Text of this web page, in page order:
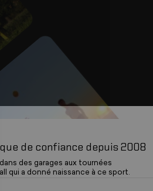
de confiance depuis 2008
des garages aux tournées
qui a donné naissance à ce sport.